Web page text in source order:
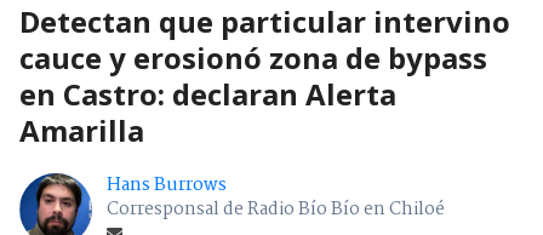
Detectan que particular intervino
cauce y erosionó zona de bypass
en Castro: declaran Alerta
Amarilla
Hans Burrows
Corresponsal de Radio Bío Bío en Chiloé